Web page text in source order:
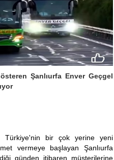
Şanlıurfa Enver Geçgel
Türkiye'nin bir çok yerine yeni
vermeye başlayan Şanlıurfa
günden itibaren müşterilerine